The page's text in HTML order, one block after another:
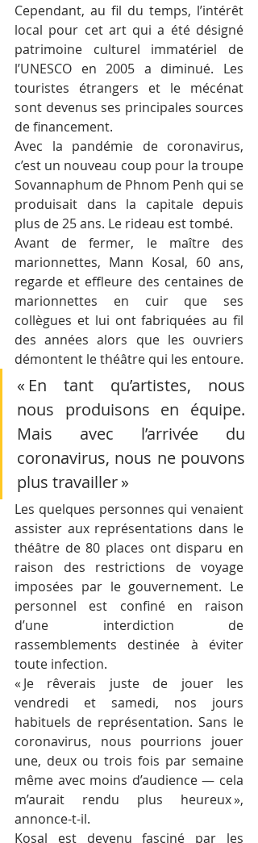
Cependant, au fil du temps, l’intérêt
local pour cet art qui a été désigné
patrimoine culturel immatériel de
l’UNESCO en 2005 a diminué. Les
touristes étrangers et le mécénat
sont devenus ses principales sources
de financement.
Avec la pandémie de coronavirus,
c’est un nouveau coup pour la troupe
Sovannaphum de Phnom Penh qui se
produisait dans la capitale depuis
plus de 25 ans. Le rideau est tombé.
Avant de fermer, le maître des
marionnettes, Mann Kosal, 60 ans,
regarde et effleure des centaines de
marionnettes en cuir que ses
collègues et lui ont fabriquées au fil
des années alors que les ouvriers
démontent le théâtre qui les entoure.
« En tant qu’artistes, nous
nous produisons en équipe.
Mais avec l’arrivée du
coronavirus, nous ne pouvons
plus travailler »
Les quelques personnes qui venaient
assister aux représentations dans le
théâtre de 80 places ont disparu en
raison des restrictions de voyage
imposées par le gouvernement. Le
personnel est confiné en raison
d’une interdiction de
rassemblements destinée à éviter
toute infection.
« Je rêverais juste de jouer les
vendredi et samedi, nos jours
habituels de représentation. Sans le
coronavirus, nous pourrions jouer
une, deux ou trois fois par semaine
même avec moins d’audience — cela
m’aurait rendu plus heureux »,
annonce-t-il.
Kosal est devenu fasciné par les